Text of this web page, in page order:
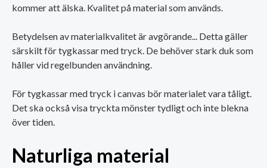
kommer att älska. Kvalitet på material som används.
Betydelsen av materialkvalitet är avgörande... Detta gäller
särskilt för tygkassar med tryck. De behöver stark duk som
håller vid regelbunden användning.
För tygkassar med tryck i canvas bör materialet vara tåligt.
Det ska också visa tryckta mönster tydligt och inte blekna
över tiden.
Naturliga material